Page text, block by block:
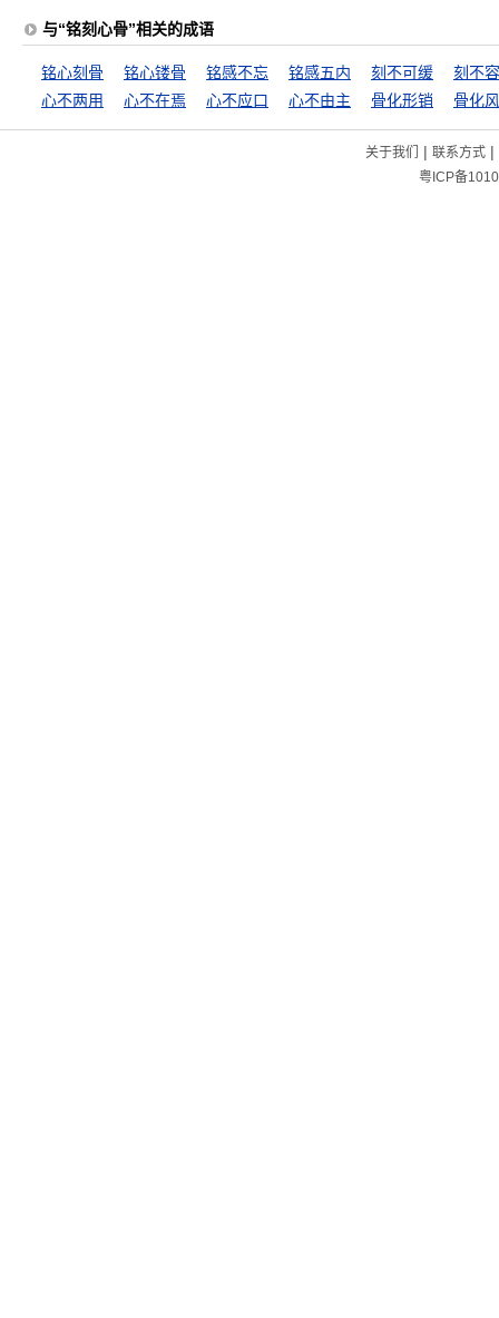
与“铭刻心骨”相关的成语
铭心刻骨 铭心镂骨 铭感不忘 铭感五内 刻不可缓
刻不
心不两用
心不在焉 心不应口 心不由主 骨化形销 骨化
关于我们 | 联系方式|
粤ICP备